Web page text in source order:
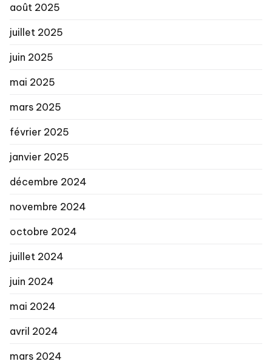
août 2025
juillet 2025
juin 2025
mai 2025
mars 2025
février 2025
janvier 2025
décembre 2024
novembre 2024
octobre 2024
juillet 2024
juin 2024
mai 2024
avril 2024
mars 2024